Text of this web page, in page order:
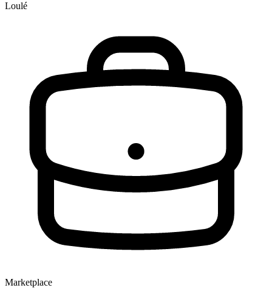
Loulé
Marketplace